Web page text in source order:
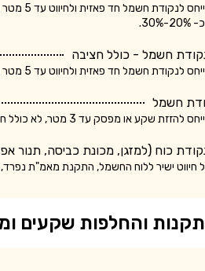
המחיר
חשמל - כולל חציבה
פאזית ולחיווט עד 5 מטר בתוך הקיר. עלות התקנת נקודת חשמל תלת פאזית עשויה להתייקר בכ- 20%-30%.
חשמל
עד 3 מטר, לא כולל חציבה. עלות הזזת נקודת חשמל כולל חציבה עשויה להתייקר בכ- 20%.
כוח (למזגן, מכונת כביסה, תנור
חיווט ישיר ללוח החשמל, התקנת מאמ"ת
והחלפות שקעים